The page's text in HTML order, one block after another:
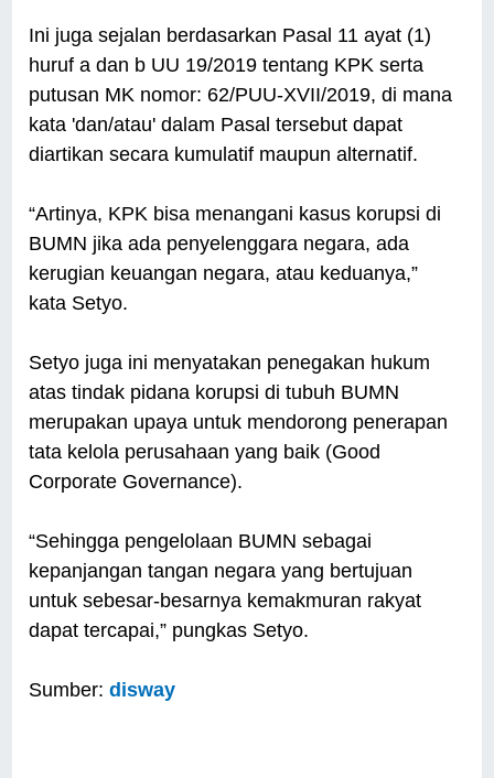
Ini juga sejalan berdasarkan Pasal 11 ayat (1)
huruf a dan b UU 19/2019 tentang KPK serta
putusan MK nomor: 62/PUU-XVII/2019, di mana
kata 'dan/atau' dalam Pasal tersebut dapat
diartikan secara kumulatif maupun alternatif.
“Artinya, KPK bisa menangani kasus korupsi di
BUMN jika ada penyelenggara negara, ada
kerugian keuangan negara, atau keduanya,”
kata Setyo.
Setyo juga ini menyatakan penegakan hukum
atas tindak pidana korupsi di tubuh BUMN
merupakan upaya untuk mendorong penerapan
tata kelola perusahaan yang baik (Good
Corporate Governance).
“Sehingga pengelolaan BUMN sebagai
kepanjangan tangan negara yang bertujuan
untuk sebesar-besarnya kemakmuran rakyat
dapat tercapai,” pungkas Setyo.
Sumber:disway